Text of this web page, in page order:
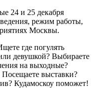
24 и 25 декабря
режим работы,
Москвы.
где погулять
девушкой? Выбираете
на выходные?
выставки?
Кудамоскоу поможет!